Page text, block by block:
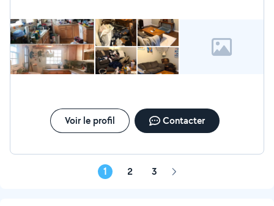
Voir le profil Contacter
1 2 3 Page